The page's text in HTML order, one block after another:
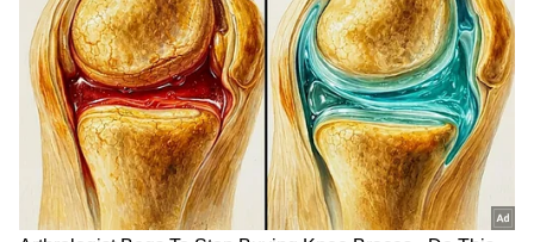
ಸಂಖ್ಯೆ 2 ಹೊಂದಿರುವ ಜನರು ಪ್ರೀತಿಯ ವಿಷಯಗಳಲ್ಲಿ
ವಿಫಲರಾಗುತ್ತಾರೆ. ಇದರಿಂದಾಗಿ ಯಾರನ್ನೂ ಬೇಗ
ನಂಬುವುದಿಲ್ಲ. ಅದೇ ಸಮಯದಲ್ಲಿ, ಅನುಮಾನದಿಂದಾಗಿ
ಉತ್ತಮ ಸಂಬಂಧವೂ ಹಾಳಾಗುತ್ತದೆ. ನಿಜವಾದ ಪ್ರೀತಿಗಾಗಿ
ಅವರು ಬಹಳ ಸಮಯ ಕಾಯಬೇಕು. ಅವರು ತಮ್ಮ
ಮಕ್ಕಳಿಗೆ ತುಂಬಾ ಹತ್ತಿರವಾಗಿದ್ದರೂ ಸಹ. ಅವರನ್ನು ತುಂಬಾ
ಪ್ರೀತಿಸುತ್ತೇನೆ.